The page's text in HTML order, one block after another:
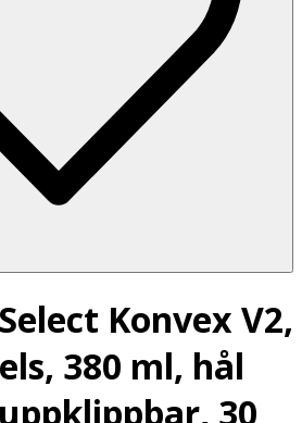
Konvex V2,
380 ml, hål
30